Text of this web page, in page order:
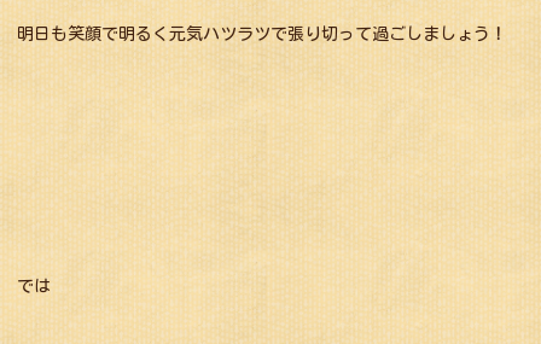
明日も笑顔で明るく元気ハツラツで張り切って過ごしましょう！
では